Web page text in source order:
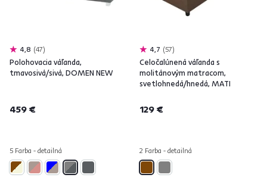
4,8 47
Polohovacia váľanda,
tmavosivá/sivá, DOMEN NEW
459 €
5 Farba - detailná
4,7 57
Celočalúnená váľanda s
molitánovým matracom,
svetlohnedá/hnedá, MATI
129 €
2 Farba - detailná